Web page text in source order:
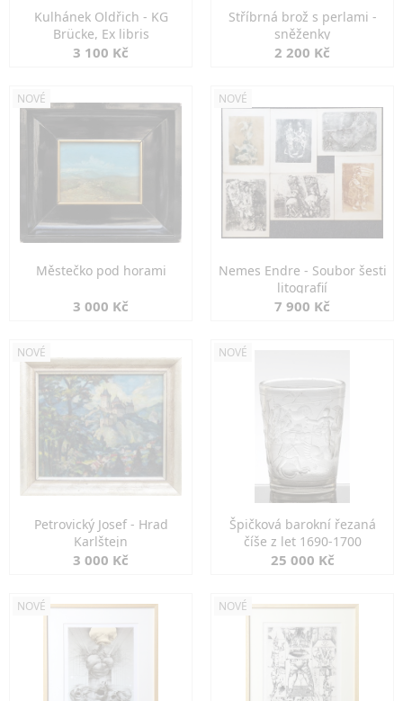
Kulhánek Oldřich - KG
Brücke, Ex libris
3 100 Kč
Stříbrná brož s perlami -
sněženky
2 200 Kč
NOVÉ
Městečko pod horami
3 000 Kč
NOVÉ
Nemes Endre - Soubor šesti
litografií
7 900 Kč
NOVÉ
Petrovický Josef - Hrad
Karlštejn
3 000 Kč
NOVÉ
Špičková barokní řezaná
číše z let 1690-1700
25 000 Kč
NOVÉ NOVÉ